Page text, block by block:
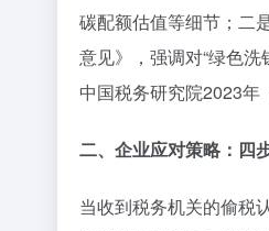
碳配额估值等细节；二
意见》，强调对“绿色
中国税务研究院2023年
二、企业应对策略：四
当收到税务机关的偷税